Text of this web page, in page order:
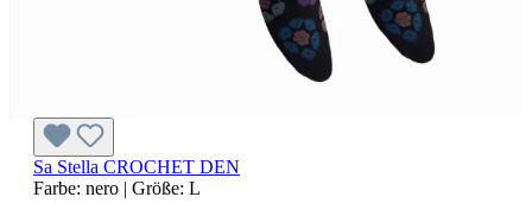
Sa Stella CROCHET DEN
Farbe: nero | Größe: L